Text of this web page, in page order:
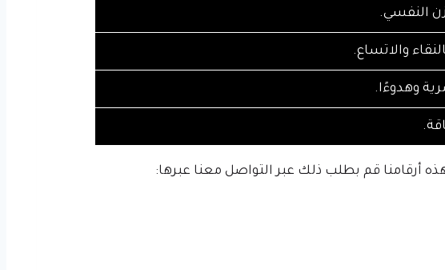
النفسي.
والاتساع.
وهدوءًا.
أرقامنا قم بطلب ذلك عبر التواصل معنا عبرها: